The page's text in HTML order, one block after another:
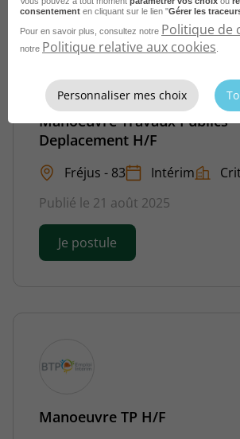
Manoeuvre Travaux Publics
Deplacement H/F
Fréjus - 83 Intérim
Publié le 21 août 2025
Je postule
Manoeuvre TP H/F
consentement en cliquant sur le lien "Gérer les
Pour en savoir plus, consultez notre Politique de
notre Politique relative aux cookies
Personnaliser mes choix